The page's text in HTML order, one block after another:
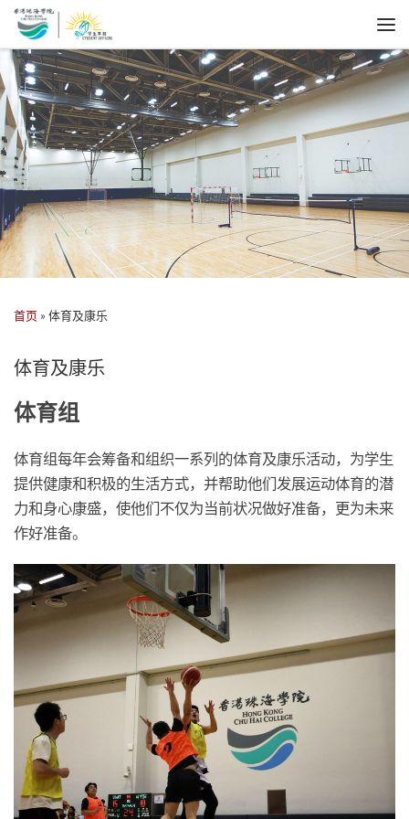
首页 » 体育及康乐
体育及康乐
体育组
体育组每年会筹备和组织一系列的体育及康乐活动，为学生
提供健康和积极的生活方式，并帮助他们发展运动体育的潜
力和身心康盛，使他们不仅为当前状况做好准备，更为未来
作好准备。